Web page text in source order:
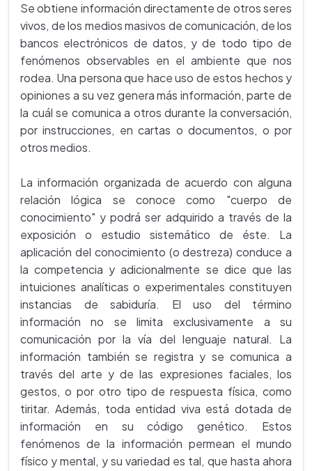
Se obtiene información directamente de otros seres
vivos, de los medios masivos de comunicación, de los
bancos electrónicos de datos, y de todo tipo de
fenómenos observables en el ambiente que nos
rodea. Una persona que hace uso de estos hechos y
opiniones a su vez genera más información, parte de
la cuál se comunica a otros durante la conversación,
por instrucciones, en cartas o documentos, o por
otros medios.
La información organizada de acuerdo con alguna
relación lógica se conoce como "cuerpo de
conocimiento" y podrá ser adquirido a través de la
exposición o estudio sistemático de éste. La
aplicación del conocimiento (o destreza) conduce a
la competencia y adicionalmente se dice que las
intuiciones analíticas o experimentales constituyen
instancias de sabiduría. El uso del término
información no se limita exclusivamente a su
comunicación por la vía del lenguaje natural. La
información también se registra y se comunica a
través del arte y de las expresiones faciales, los
gestos, o por otro tipo de respuesta física, como
tiritar. Además, toda entidad viva está dotada de
información en su código genético. Estos
fenómenos de la información permean el mundo
físico y mental, y su variedad es tal, que hasta ahora